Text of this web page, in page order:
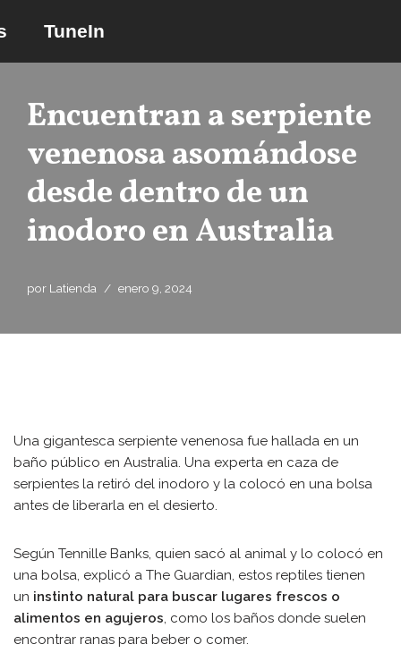
TuneIn
Encuentran a serpiente
venenosa asomándose
desde dentro de un
inodoro en Australia
por Latienda enero 9, 2024
Una gigantesca serpiente venenosa fue hallada en un
baño público en Australia. Una experta en caza de
serpientes la retiró del inodoro y la colocó en una bolsa
antes de liberarla en el desierto.
Según Tennille Banks, quien sacó al animal y lo colocó en
una bolsa, explicó a The Guardian, estos reptiles tienen
un instinto natural para buscar lugares frescos o
alimentos en agujeros, como los baños donde suelen
encontrar ranas para beber o comer.